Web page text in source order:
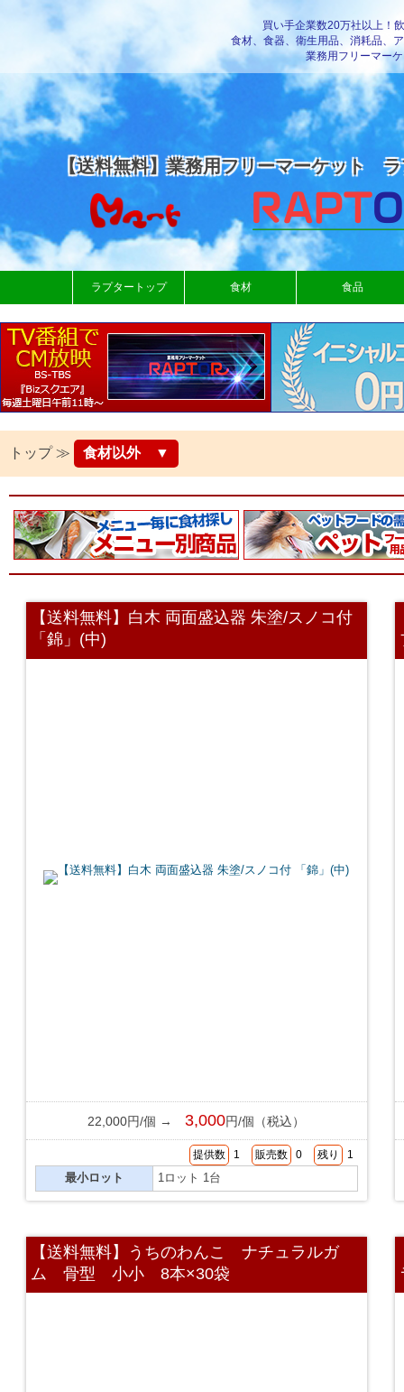
買い手企業数20万社以上！
食材、食器、衛生用品、消耗品、
業務用フリーマー
【送料無料】業務用フリーマーケット
ラプタートップ 食材 食品
トップ ≫ 食材以外 ▼
【送料無料】白木 両面盛込器 朱塗/スノコ付
「錦」(中)
22,000円/個 → 3,000円/個（税込）
提供数 1 販売数 0 残り 1
最小ロット 1ロット 1台
【送料無料】うちのわんこ ナチュラルガ
ム 骨型 小小 8本×30袋